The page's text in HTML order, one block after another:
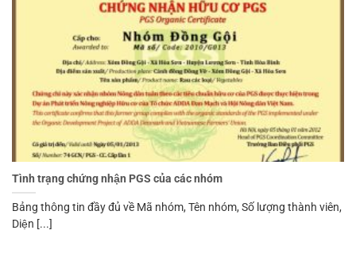
Tình trạng chứng nhận PGS của các nhóm
Bảng thông tin đầy đủ về Mã nhóm, Tên nhóm, Số lượng thành viên,
Diện [...]